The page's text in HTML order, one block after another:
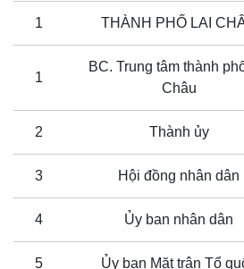
1 THÀNH PHỐ LAI
1
BC. Trung tâm thành
Châu
2 Thành ủy
3 Hội đồng nhân dân
4 Ủy ban nhân dân
5 Ủy ban Mặt trận Tổ